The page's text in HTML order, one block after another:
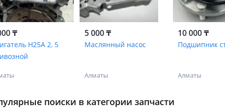
₸
H25A 2, 5
5 000 ₸
Маслянный насос
Алматы
10 000 ₸
Подшипник
Алматы
поиски в категории запчасти